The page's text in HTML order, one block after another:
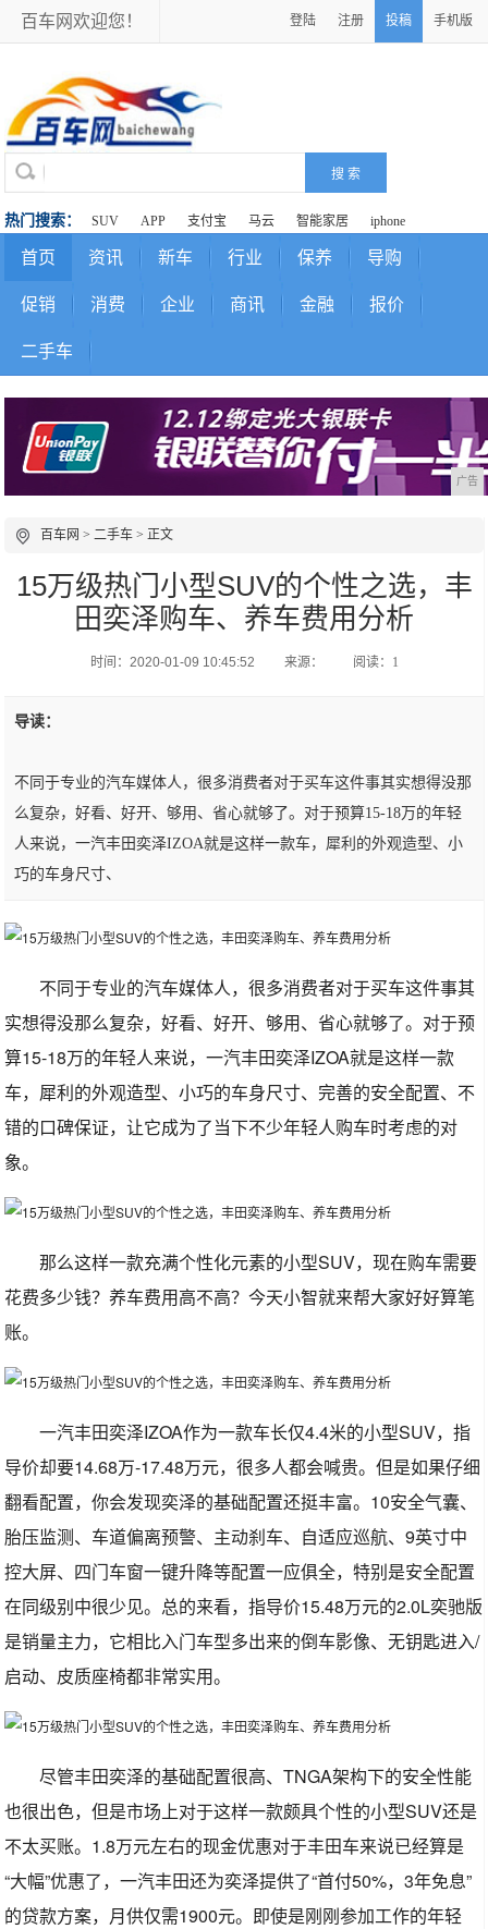
百车网欢迎您！ 登陆 注册 投稿 手机版
热门搜索： SUV APP 支付宝 马云 智能家居 iphone
首页 资讯 新车 行业 保养 导购
促销 消费 企业 商讯 金融 报价
二手车
广告
百车网 >二手车 > 正文
15万级热门小型SUV的个性之选，丰
田奕泽购车、养车费用分析
时间：2020-01-09 10:45:52 来源： 阅读：1
导读：
不同于专业的汽车媒体人，很多消费者对于买车这件事其实想得没那
么复杂，好看、好开、够用、省心就够了。对于预算15-18万的年轻
人来说，一汽丰田奕泽IZOA就是这样一款车，犀利的外观造型、小
巧的车身尺寸、
不同于专业的汽车媒体人，很多消费者对于买车这件事其
实想得没那么复杂，好看、好开、够用、省心就够了。对于预
算15-18万的年轻人来说，一汽丰田奕泽IZOA就是这样一款
车，犀利的外观造型、小巧的车身尺寸、完善的安全配置、不
错的口碑保证，让它成为了当下不少年轻人购车时考虑的对
象。
那么这样一款充满个性化元素的小型SUV，现在购车需要
花费多少钱？养车费用高不高？今天小智就来帮大家好好算笔
账。
一汽丰田奕泽IZOA作为一款车长仅4.4米的小型SUV，指
导价却要14.68万-17.48万元，很多人都会喊贵。但是如果仔细
翻看配置，你会发现奕泽的基础配置还挺丰富。10安全气囊、
胎压监测、车道偏离预警、主动刹车、自适应巡航、9英寸中
控大屏、四门车窗一键升降等配置一应俱全，特别是安全配置
在同级别中很少见。总的来看，指导价15.48万元的2.0L奕驰版
是销量主力，它相比入门车型多出来的倒车影像、无钥匙进入/
启动、皮质座椅都非常实用。
尽管丰田奕泽的基础配置很高、TNGA架构下的安全性能
也很出色，但是市场上对于这样一款颇具个性的小型SUV还是
不太买账。1.8万元左右的现金优惠对于丰田车来说已经算是
“大幅”优惠了，一汽丰田还为奕泽提供了“首付50%，3年免息”
的贷款方案，月供仅需1900元。即使是刚刚参加工作的年轻